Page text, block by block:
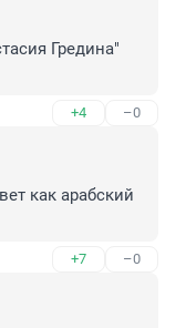
Гредина"
+4 –0
как арабский
+7 –0